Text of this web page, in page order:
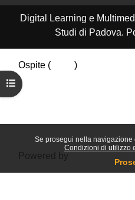
Se prosegui nella navigazione
Condizioni di utilizzo
Apri indice del corso
Digital Learning e
Studi di Padova.
Ospite (
)
Riepilogo della
Politiche
Passa al tema standard
Powered by